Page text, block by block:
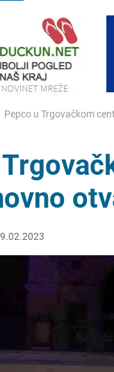
Pepco u Trgovačkom